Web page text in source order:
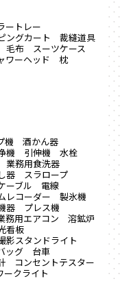
ートレー
ングカート
裁縫道具
毛布
スーツケース
ワーヘッド 枕
機
酒かん器
機 引伸機
水栓
業務用食洗器
器
スラロープ
ーブル
電線
レコーダー
製氷機
器
プレス機
務用エアコン
溶鉱炉
看板
影スタンドライト
ッグ
台車
コンセントテスター
ークライト